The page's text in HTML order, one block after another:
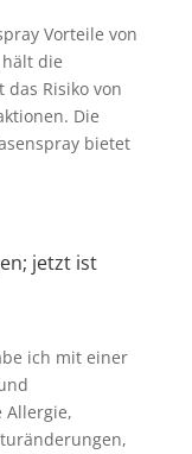
Vorteile von
die
Risiko von
Die
bietet
jetzt ist
ich mit einer
Allergie,